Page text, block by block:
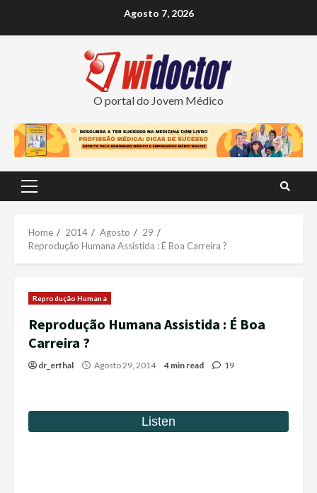
Agosto 7, 2026
O portal do Jovem Médico
Primary
Home 2014 Agosto
29
Reprodução Humana Assistida : É Boa Carreira ?
Reprodução Humana
Reprodução Humana Assistida : É Boa
Carreira ?
dr_erthal Agosto 29, 2014 4 min read 19